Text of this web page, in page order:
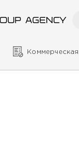
Коммерческая